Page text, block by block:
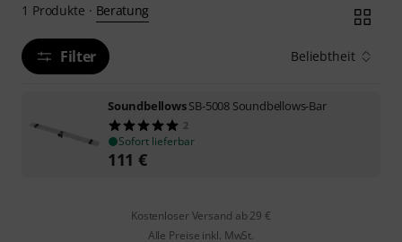
1 Produkte · Beratung
Filter Beliebtheit
SoundbellowsSB-5008 Soundbellows-Bar
2
Sofort lieferbar
111 €
Kostenloser Versand ab 29 €
Alle Preise inkl. MwSt.